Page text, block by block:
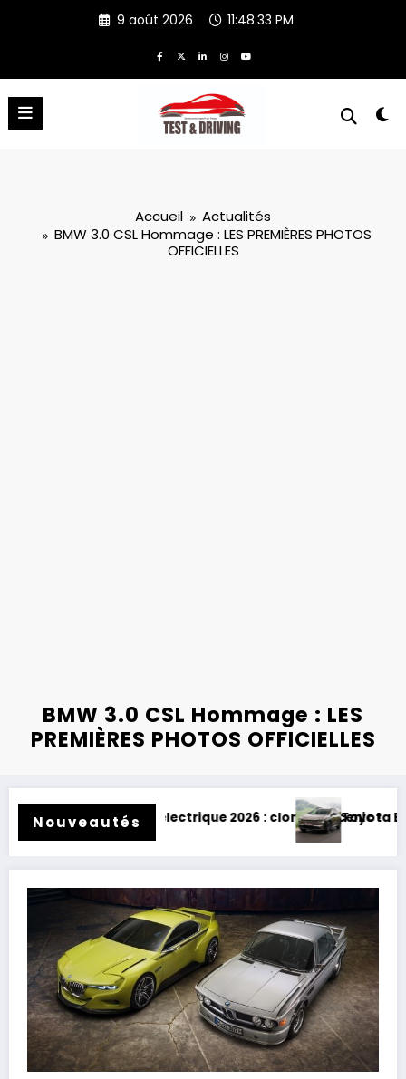
9 août 2026 11:48:34 PM
Accueil
Actualités
BMW 3.0 CSL Hommage : LES PREMIÈRES PHOTOS
OFFICIELLES
BMW 3.0 CSL Hommage : LES
PREMIÈRES PHOTOS OFFICIELLES
Nouveautés
électrique 2026 : clone de Scenic !Toyota BZ4X Touring :